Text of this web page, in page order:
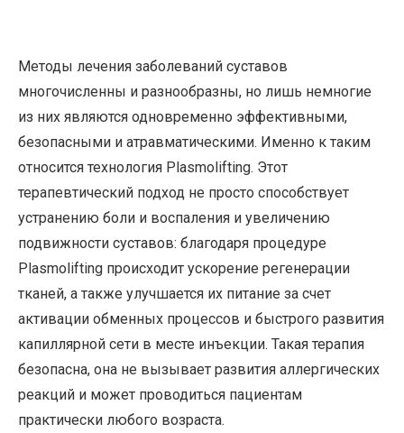
Методы лечения заболеваний суставов
многочисленны и разнообразны, но лишь немногие
из них являются одновременно эффективными,
безопасными и атравматическими. Именно к таким
относится технология Plasmolifting. Этот
терапевтический подход не просто способствует
устранению боли и воспаления и увеличению
подвижности суставов: благодаря процедуре
Plasmolifting происходит ускорение регенерации
тканей, а также улучшается их питание за счет
активации обменных процессов и быстрого развития
капиллярной сети в месте инъекции. Такая терапия
безопасна, она не вызывает развития аллергических
реакций и может проводиться пациентам
практически любого возраста.